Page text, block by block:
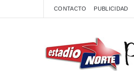
CONTACTO PUBLICIDAD